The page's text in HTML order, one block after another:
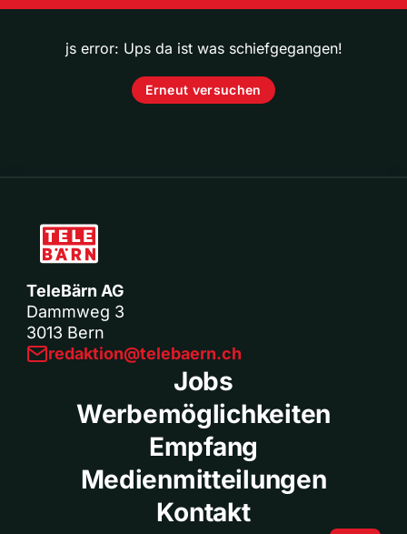
js error: Ups da ist was schiefgegangen!
Erneut versuchen
TeleBärn AG
Dammweg 3
3013 Bern
redaktion@telebaern.ch
Jobs
Werbemöglichkeiten
Empfang
Medienmitteilungen
Kontakt